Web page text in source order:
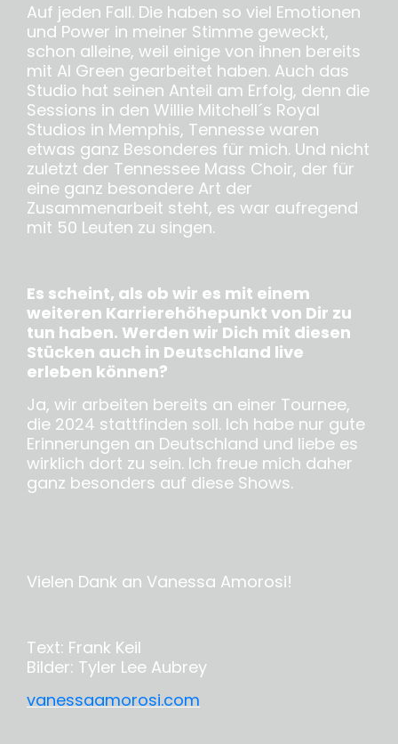
Auf jeden Fall. Die haben so viel Emotionen
und Power in meiner Stimme geweckt,
schon alleine, weil einige von ihnen bereits
mit Al Green gearbeitet haben. Auch das
Studio hat seinen Anteil am Erfolg, denn die
Sessions in den Willie Mitchell´s Royal
Studios in Memphis, Tennesse waren
etwas ganz Besonderes für mich. Und nicht
zuletzt der Tennessee Mass Choir, der für
eine ganz besondere Art der
Zusammenarbeit steht, es war aufregend
mit 50 Leuten zu singen.
Es scheint, als ob wir es mit einem
weiteren Karrierehöhepunkt von Dir zu
tun haben. Werden wir Dich mit diesen
Stücken auch in Deutschland live
erleben können?
Ja, wir arbeiten bereits an einer Tournee,
die 2024 stattfinden soll. Ich habe nur gute
Erinnerungen an Deutschland und liebe es
wirklich dort zu sein. Ich freue mich daher
ganz besonders auf diese Shows.
Vielen Dank an Vanessa Amorosi!
Text: Frank Keil
Bilder: Tyler Lee Aubrey
vanessaamorosi.com